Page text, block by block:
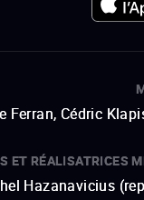
Ferran, Cédric
ET RÉALISATRICES
Hazanavicius